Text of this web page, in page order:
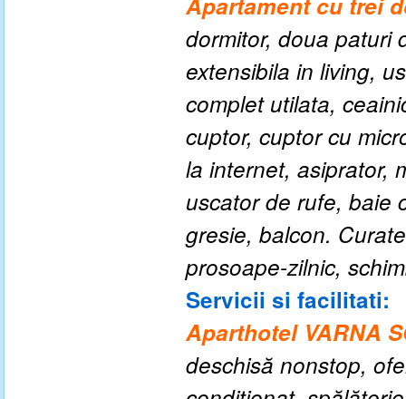
dormitor, doua paturi
extensibila in living,
complet utilata,
cuptor, cuptor cu
la internet, asiprator,
uscator de rufe, baie
gresie, balcon.
prosoape-zilnic,
Servicii si facilitati:
Aparthotel VARNA
deschisă nonstop,